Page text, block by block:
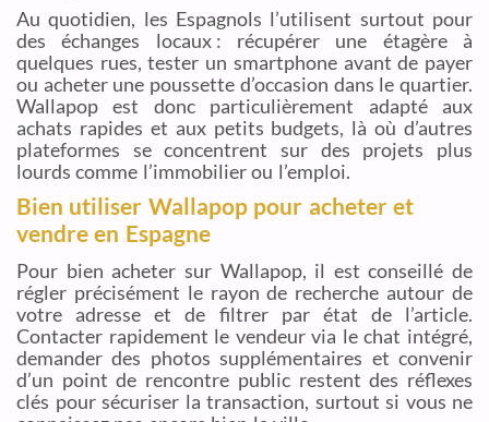
Au quotidien, les Espagnols l’utilisent surtout pour
des échanges locaux : récupérer une étagère à
quelques rues, tester un smartphone avant de payer
ou acheter une poussette d’occasion dans le quartier.
Wallapop est donc particulièrement adapté aux
achats rapides et aux petits budgets, là où d’autres
plateformes se concentrent sur des projets plus
lourds comme l’immobilier ou l’emploi.
Bien utiliser Wallapop pour acheter et
vendre en Espagne
Pour bien acheter sur Wallapop, il est conseillé de
régler précisément le rayon de recherche autour de
votre adresse et de filtrer par état de l’article.
Contacter rapidement le vendeur via le chat intégré,
demander des photos supplémentaires et convenir
d’un point de rencontre public restent des réflexes
clés pour sécuriser la transaction, surtout si vous ne